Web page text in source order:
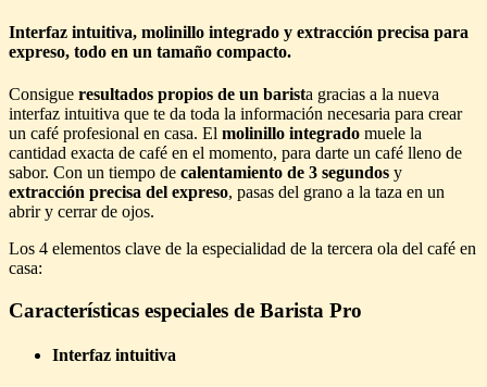
Interfaz intuitiva, molinillo integrado y extracción precisa para
expreso, todo en un tamaño compacto.
Consigue resultados propios de un barista gracias a la nueva
interfaz intuitiva que te da toda la información necesaria para crear
un café profesional en casa. El molinillo integrado muele la
cantidad exacta de café en el momento, para darte un café lleno de
sabor. Con un tiempo de calentamiento de 3 segundos y
extracción precisa del expreso, pasas del grano a la taza en un
abrir y cerrar de ojos.
Los 4 elementos clave de la especialidad de la tercera ola del café en
casa:
Características especiales de Barista Pro
Interfaz intuitiva